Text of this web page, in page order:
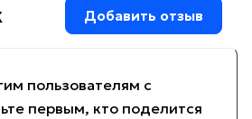
пользователям с
первым, кто поделится
Добавить отзыв